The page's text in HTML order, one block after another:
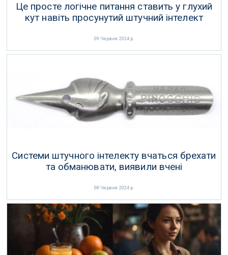
Це просте логічне питання ставить у глухий
кут навіть просунутий штучний інтелект
09 Червня 2024 р.
Системи штучного інтелекту вчаться брехати
та обманювати, виявили вчені
08 Червня 2024 р.